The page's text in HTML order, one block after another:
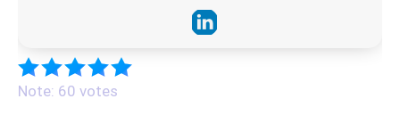
Note: 60 votes